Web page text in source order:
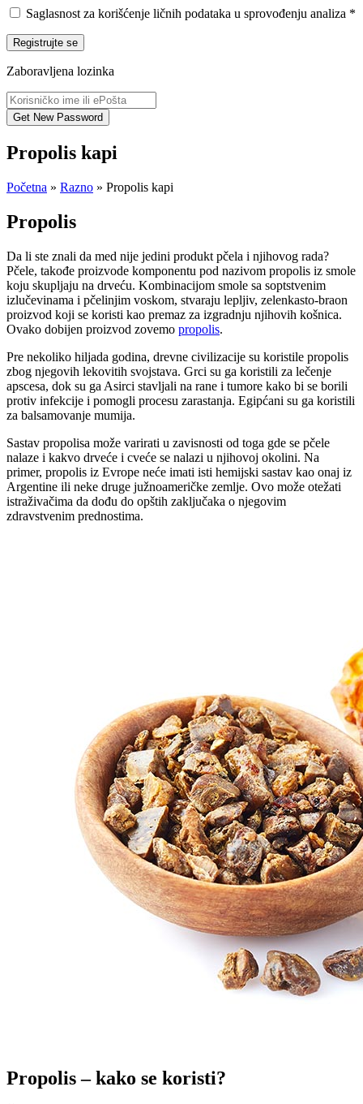
Saglasnost za korišćenje ličnih podataka u sprovođenju analiza *
Registrujte se
Zaboravljena lozinka
Propolis kapi
Početna » Razno » Propolis kapi
Propolis
Da li ste znali da med nije jedini produkt pčela i njihovog rada?
Pčele, takođe proizvode komponentu pod nazivom propolis iz smole
koju skupljaju na drveću. Kombinacijom smole sa soptstvenim
izlučevinama i pčelinjim voskom, stvaraju lepljiv, zelenkasto-braon
proizvod koji se koristi kao premaz za izgradnju njihovih košnica.
Ovako dobijen proizvod zovemo propolis.
Pre nekoliko hiljada godina, drevne civilizacije su koristile propolis
zbog njegovih lekovitih svojstava. Grci su ga koristili za lečenje
apscesa, dok su ga Asirci stavljali na rane i tumore kako bi se borili
protiv infekcije i pomogli procesu zarastanja. Egipćani su ga koristili
za balsamovanje mumija.
Sastav propolisa može varirati u zavisnosti od toga gde se pčele
nalaze i kakvo drveće i cveće se nalazi u njihovoj okolini. Na
primer, propolis iz Evrope neće imati isti hemijski sastav kao onaj iz
Argentine ili neke druge južnoameričke zemlje. Ovo može otežati
istraživačima da dođu do opštih zaključaka o njegovim
zdravstvenim prednostima.
Propolis – kako se koristi?